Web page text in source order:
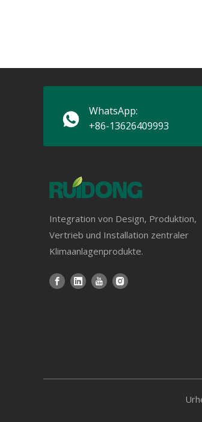
Rooftop-Package-Einheit in Tellaviv, Israel
WhatsApp:
+86-13626409993
Integration von Design, Produktion,
Vertrieb und Installation zentraler
Klimaanlagenprodukte.